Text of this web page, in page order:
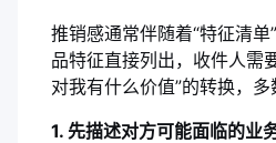
推销感通常伴随着“特征清
品特征直接列出，收件人需
对我有什么价值”的转换，多
1. 先描述对方可能面临的业